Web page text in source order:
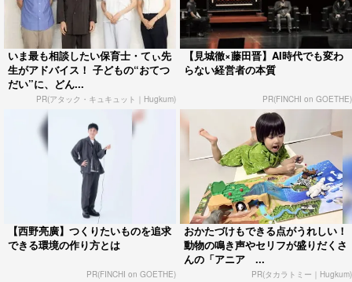
いま最も相談したい保育士・てぃ先
生がアドバイス！ 子どもの“おてつ
だい”に、どん...
PR(アタック・キュキュット｜Hugkum)
【見城徹×藤田晋】AI時代でも変わ
らない経営者の本質
PR(FINCHI on GOETHE)
【西野亮廣】つくりたいものを追求
できる環境の作り方とは
PR(FINCHI on GOETHE)
おかたづけもできる点がうれしい！
動物の鳴き声やセリフが盛りだくさ
んの「アニア ...
PR(タカラトミー｜Hugkum)